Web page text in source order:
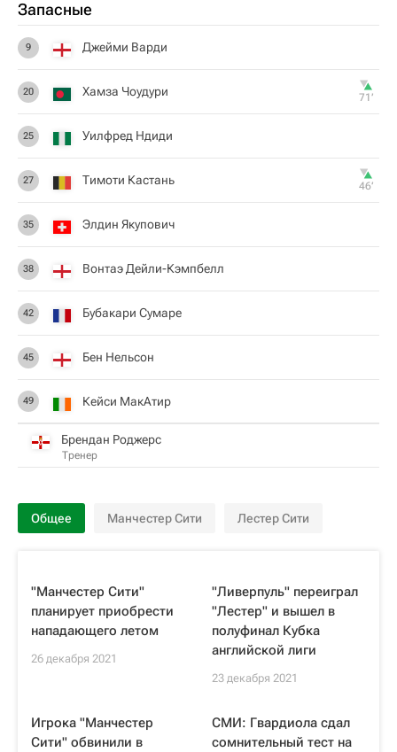
Запасные
9 Джейми Варди
20 Хамза Чоудури 71‎’‎
25 Уилфред Ндиди
27 Тимоти Кастань 46‎’‎
35 Элдин Якупович
38 Вонтаэ Дейли-Кэмпбелл
42 Бубакари Сумаре
45 Бен Нельсон
49 Кейси МакАтир
Брендан Роджерс
Тренер
Общее Манчестер Сити Лестер Сити
"Манчестер Сити"
планирует приобрести
нападающего летом
26 декабря 2021
"Ливерпуль" переиграл
"Лестер" и вышел в
полуфинал Кубка
английской лиги
23 декабря 2021
Игрока "Манчестер
Сити" обвинили в
СМИ: Гвардиола сдал
сомнительный тест на